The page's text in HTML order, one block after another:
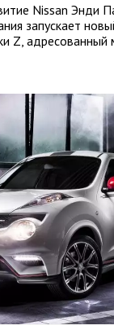
Nissan Энди
запускает
Z,